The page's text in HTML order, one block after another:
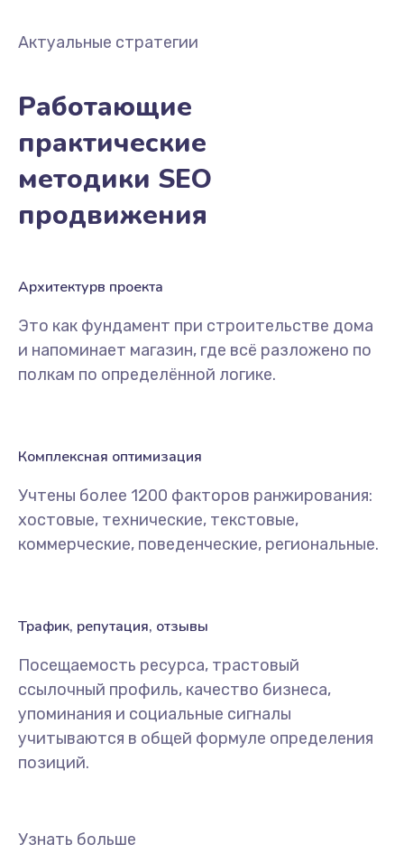
Актуальные стратегии
Работающие
практические
методики SEO
продвижения
Архитектурв проекта
Это как фундамент при строительстве дома
и напоминает магазин, где всё разложено по
полкам по определённой логике.
Комплексная оптимизация
Учтены более 1200 факторов ранжирования:
хостовые, технические, текстовые,
коммерческие, поведенческие, региональные.
Трафик, репутация, отзывы
Посещаемость ресурса, трастовый
ссылочный профиль, качество бизнеса,
упоминания и социальные сигналы
учитываются в общей формуле определения
позиций.
Узнать больше